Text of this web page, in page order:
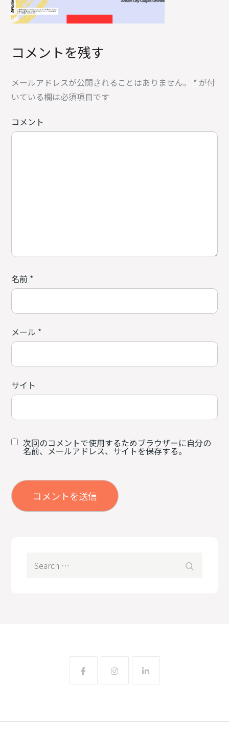
コメントを残す
メールアドレスが公開されることはありません。 * が付
いている欄は必須項目です
コメント
名前 *
メール *
サイト
次回のコメントで使用するためブラウザーに自分の
名前、メールアドレス、サイトを保存する。